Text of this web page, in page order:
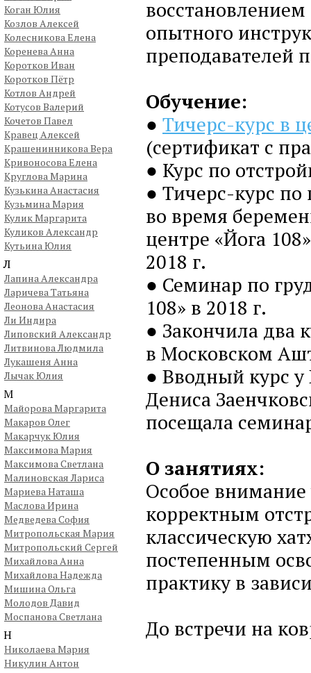
Коган Юлия
Козлов Алексей
Колесникова Елена
Коренева Анна
Коротков Иван
Коротков Пётр
Котлов Андрей
Котусов Валерий
Кочетов Павел
Кравец Алексей
Крашенинникова Вера
Кривоносова Елена
Круглова Марина
Кузькина Анастасия
Кузьмина Мария
Кулик Маргарита
Куликов Александр
Кутьина Юлия
Л
Лапина Александра
Ларичева Татьяна
Леонова Анастасия
Ли Индира
Липовский Александр
Литвинова Людмила
Лукашеня Анна
Лычак Юлия
М
Майорова Маргарита
Макаров Олег
Макарчук Юлия
Максимова Мария
Максимова Светлана
Малиновская Лариса
Мариева Наташа
Маслова Ирина
Медведева София
Митропольская Мария
Митропольский Сергей
Михайлова Анна
Михайлова Надежда
Мишина Ольга
Молодов Давид
Моспанова Светлана
Н
Николаева Мария
Никулин Антон
опытного
преподавателей
Обучение:
● Тичерс-курс в
(сертификат с
● Курс по
● Тичерс-курс по
во время
центре «Йога
2018 г.
● Семинар по
108» в 2018 г.
● Закончила два
в Московском
● Вводный курс
Дениса
посещала
О занятиях:
Особое внимание
корректным
классическую
постепенным
практику в
До встречи на